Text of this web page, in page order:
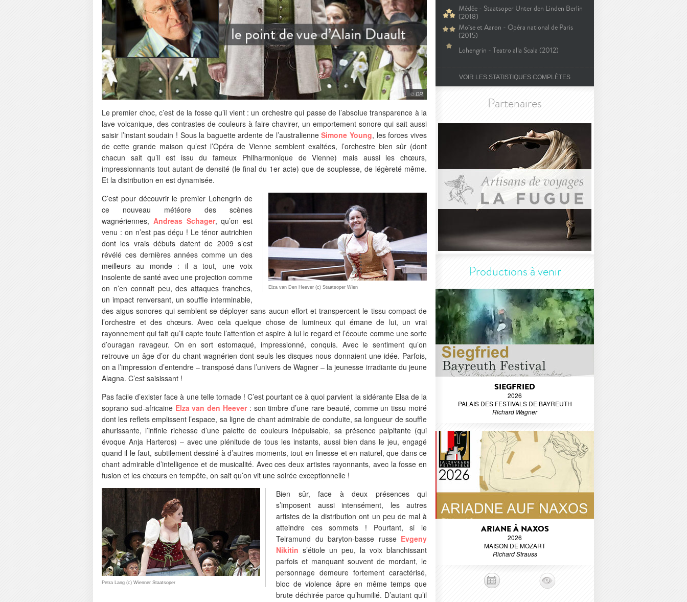
© DR
Le premier choc, c’est de la fosse qu’il vient : un orchestre qui passe de l’absolue transparence à la
lave volcanique, des contrastes de couleurs à faire chavirer, un emportement sonore qui sait aussi
saisir l’instant soudain ! Sous la baguette ardente de l’australienneSimone Young, les forces vives
de cette grande maison qu’est l’Opéra de Vienne semblent exaltées, l’orchestre bien sûr (dont
chacun sait qu’il est issu du fameux Philharmonique de Vienne) mais aussi les chœurs,
impressionnants tout autant de densité (le final du 1er acte) que de souplesse, de légèreté même.
Et la distribution en est dynamisée.
Elza van Den Heever (c) Staatsoper Wien
C’est pour découvrir le premier Lohengrin de
ce nouveau météore des scènes
wagnériennes, Andreas Schager, qu’on est
venu : on n’est pas déçu ! Le ténor autrichien
dont les vrais débuts datent de 2009 s’est
révélé ces dernières années comme un des
meilleurs au monde : il a tout, une voix
insolente de santé avec une projection comme
on n’en connait peu, des attaques franches,
un impact renversant, un souffle interminable,
des aigus sonores qui semblent se déployer sans aucun effort et transpercent le tissu compact de
l’orchestre et des chœurs. Avec cela quelque chose de lumineux qui émane de lui, un vrai
rayonnement qui fait qu’il capte toute l’attention et aspire à lui le regard et l’écoute comme une sorte
d’ouragan ravageur. On en sort estomaqué, impressionné, conquis. Avec le sentiment qu’on
retrouve un âge d’or du chant wagnérien dont seuls les disques nous donnaient une idée. Parfois,
on a l’impression d’entendre – transposé dans l’univers de Wagner – la jeunesse irradiante du jeune
Alagna. C’est saisissant !
Pas facile d’exister face à une telle tornade ! C’est pourtant ce à quoi parvient la sidérante Elsa de la
soprano sud-africaine Elza van den Heever: son timbre d’une rare beauté, comme un tissu moiré
dont les reflets emplissent l’espace, sa ligne de chant admirable de conduite, sa longueur de souffle
ahurissante, l’infinie richesse d’une palette de couleurs inépuisable, sa présence palpitante (qui
évoque Anja Harteros) – avec une plénitude de tous les instants, aussi bien dans le jeu, engagé
quand il le faut, subtilement dessiné à d’autres moments, tout en finesse et en naturel, que dans ce
chant admirable d’intelligence et de musicalité. Avec ces deux artistes rayonnants, avec la fosse en
fusion et les chœurs en tempête, on sait qu’on vit une soirée exceptionnelle !
Petra Lang (c) Wienner Staatsoper
Bien sûr, face à deux présences qui
s’imposent aussi intensément, les autres
artistes de la distribution ont un peu de mal à
atteindre ces sommets ! Pourtant, si le
Telramund du baryton-basse russe Evgeny
Nikitin s’étiole un peu, la voix blanchissant
parfois et manquant souvent de mordant, le
personnage demeure fortement caractérisé,
bloc de violence âpre en même temps que
brute déchirée parce qu’humilié. D’autant qu’il
Médée - Staatsoper Unter den Linden Berlin
(2018)
Moïse et Aaron - Opéra national de Paris
(2015)
Lohengrin - Teatro alla Scala (2012)
VOIR LES STATISTIQUES COMPLÈTES
Partenaires
Productions à venir
SIEGFRIED
2026
PALAIS DES FESTIVALS DE BAYREUTH
Richard Wagner
ARIANE À NAXOS
2026
MAISON DE MOZART
Richard Strauss